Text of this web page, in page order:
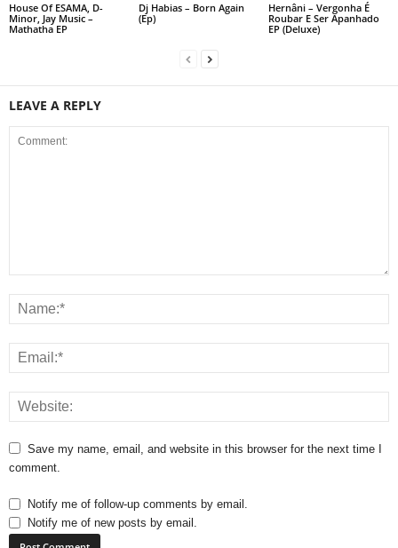
House Of ESAMA, D-
Minor, Jay Music –
Mathatha EP
Dj Habias – Born Again
(Ep)
Hernâni – Vergonha É
Roubar E Ser Apanhado
EP (Deluxe)
LEAVE A REPLY
Save my name, email, and website in this browser for the next time I
comment.
Notify me of follow-up comments by email.
Notify me of new posts by email.